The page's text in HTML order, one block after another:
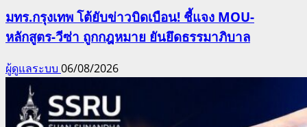
มทร.กรุงเทพ โต้ยับข่าวบิดเบือน! ชี้แจง MOU-
หลักสูตร-วีซ่า ถูกกฎหมาย ยันยึดธรรมาภิบาล
ผู้ดูแลระบบ 06/08/2026